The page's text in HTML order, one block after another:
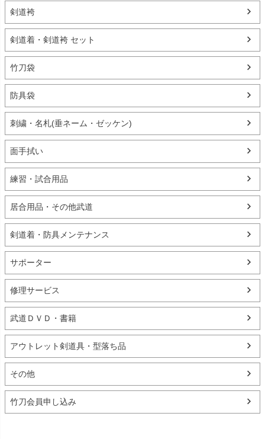
剣道袴
剣道着・剣道袴 セット
竹刀袋
防具袋
刺繍・名札(垂ネーム・ゼッケン)
面手拭い
練習・試合用品
居合用品・その他武道
剣道着・防具メンテナンス
サポーター
修理サービス
武道ＤＶＤ・書籍
アウトレット剣道具・型落ち品
その他
竹刀会員申し込み